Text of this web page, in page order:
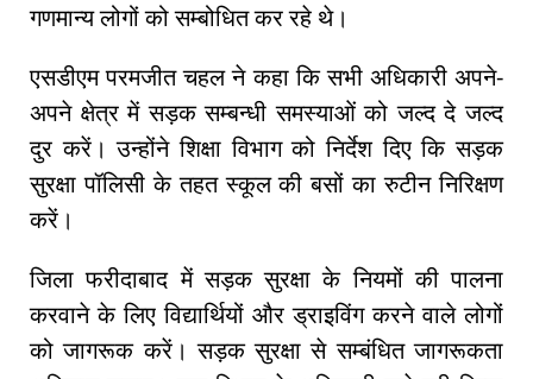
गणमान्य लोगों को सम्बोधित कर रहे थे।
एसडीएम परमजीत चहल ने कहा कि सभी अधिकारी अपने-
अपने क्षेत्र में सड़क सम्बन्धी समस्याओं को जल्द दे जल्द
दुर करें। उन्होंने शिक्षा विभाग को निर्देश दिए कि सड़क
सुरक्षा पॉलिसी के तहत स्कूल की बसों का रुटीन निरिक्षण
करें।
जिला फरीदाबाद में सड़क सुरक्षा के नियमों की पालना
करवाने के लिए विद्यार्थियों और ड्राइविंग करने वाले लोगों
को जागरूक करें। सड़क सुरक्षा से सम्बंधित जागरूकता